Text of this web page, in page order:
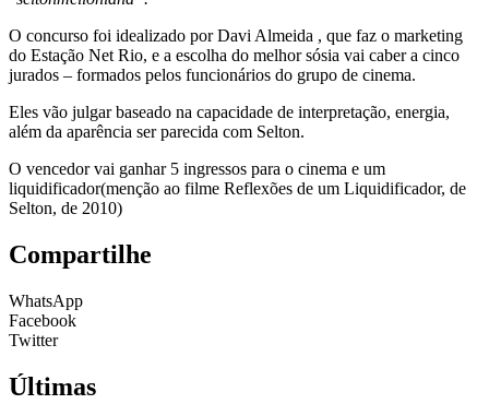
O concurso foi idealizado por Davi Almeida , que faz o marketing
do Estação Net Rio, e a escolha do melhor sósia vai caber a cinco
jurados – formados pelos funcionários do grupo de cinema.
Eles vão julgar baseado na capacidade de interpretação, energia,
além da aparência ser parecida com Selton.
O vencedor vai ganhar 5 ingressos para o cinema e um
liquidificador(menção ao filme Reflexões de um Liquidificador, de
Selton, de 2010)
Compartilhe
WhatsApp
Facebook
Twitter
Últimas